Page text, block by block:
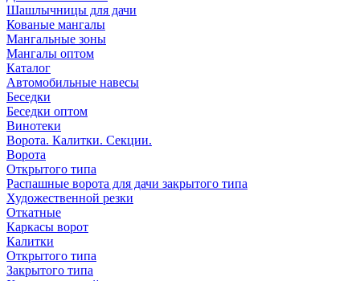
Шашлычницы для дачи
Кованые мангалы
Мангальные зоны
Мангалы оптом
Каталог
Автомобильные навесы
Беседки
Беседки оптом
Винотеки
Ворота. Калитки. Секции.
Ворота
Открытого типа
Распашные ворота для дачи закрытого типа
Художественной резки
Откатные
Каркасы ворот
Калитки
Открытого типа
Закрытого типа